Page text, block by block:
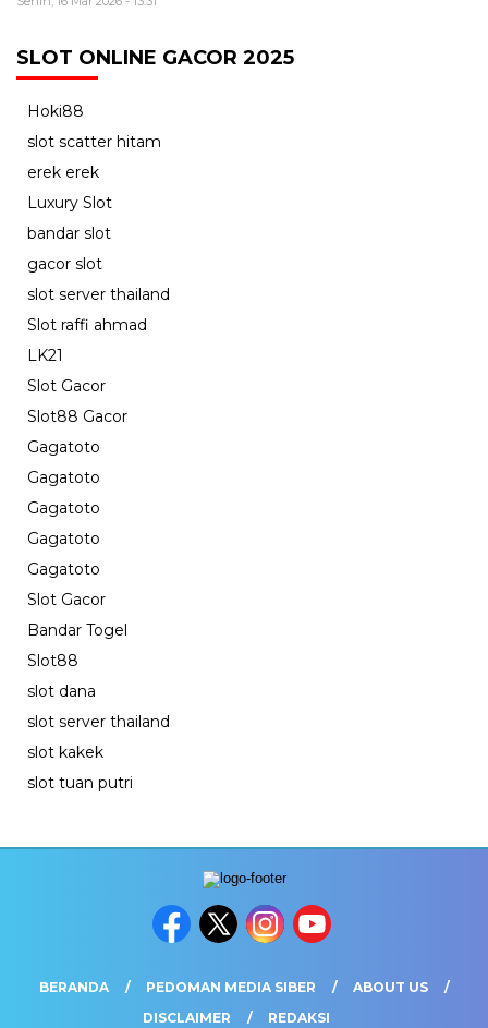
SLOT ONLINE GACOR 2025
Hoki88
slot scatter hitam
erek erek
Luxury Slot
bandar slot
gacor slot
slot server thailand
Slot raffi ahmad
LK21
Slot Gacor
Slot88 Gacor
Gagatoto
Gagatoto
Gagatoto
Gagatoto
Gagatoto
Slot Gacor
Bandar Togel
Slot88
slot dana
slot server thailand
slot kakek
slot tuan putri
BERANDA PEDOMAN MEDIA SIBER
ABOUT US
DISCLAIMER
REDAKSI